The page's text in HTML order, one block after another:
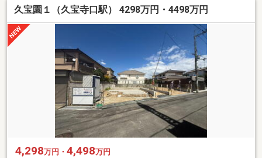
久宝園１（久宝寺口駅） 4298万円・4498万円
4,298万円・ 4,498万円